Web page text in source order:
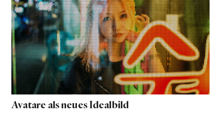
Avatare als neues Idealbild